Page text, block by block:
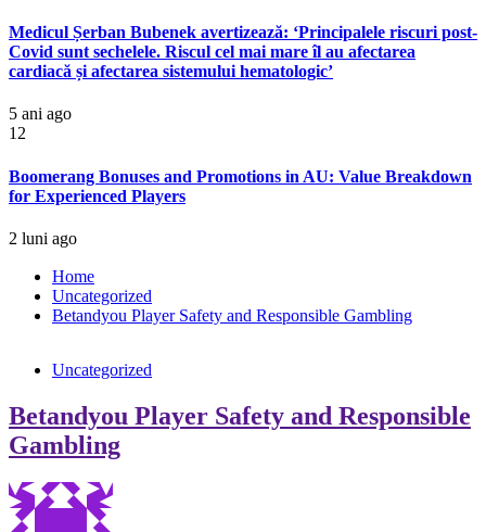
Medicul Șerban Bubenek avertizează: ‘Principalele riscuri post-
Covid sunt sechelele. Riscul cel mai mare îl au afectarea
cardiacă și afectarea sistemului hematologic’
5 ani ago
12
Boomerang Bonuses and Promotions in AU: Value Breakdown
for Experienced Players
2 luni ago
Home
Uncategorized
Betandyou Player Safety and Responsible Gambling
Uncategorized
Betandyou Player Safety and Responsible
Gambling